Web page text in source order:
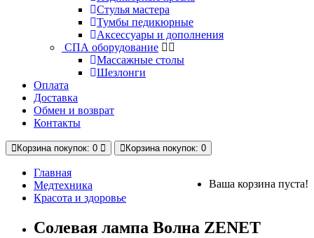
Стулья мастера
Тумбы педикюрные
Аксессуары и дополнения
СПА оборудование
Массажные столы
Шезлонги
Оплата
Доставка
Обмен и возврат
Контакты
Корзинапокупок: 0 Корзинапокупок: 0
Ваша корзина пуста!
Главная
Медтехника
Красота и здоровье
Солевая лампа Волна ZENET